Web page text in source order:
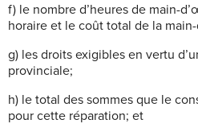
f) le nombre d’heures de main-
horaire et le coût total de la
g) les droits exigibles en vertu
provinciale;
h) le total des sommes que le
pour cette réparation; et